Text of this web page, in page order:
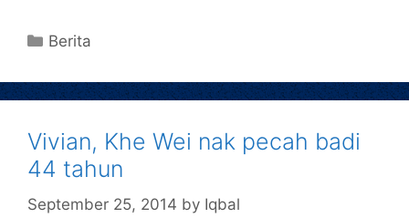
Berita
Vivian, Khe Wei nak pecah badi
44 tahun
September 25, 2014 by Iqbal